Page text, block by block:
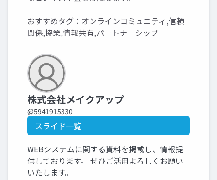
おすすめタグ：オンラインコミュニティ,信頼
関係,協業,情報共有,パートナーシップ
株式会社メイクアップ
@5941915330
スライド一覧
WEBシステムに関する資料を掲載し、情報提
供しております。 ぜひご活用よろしくお願い
いたします。